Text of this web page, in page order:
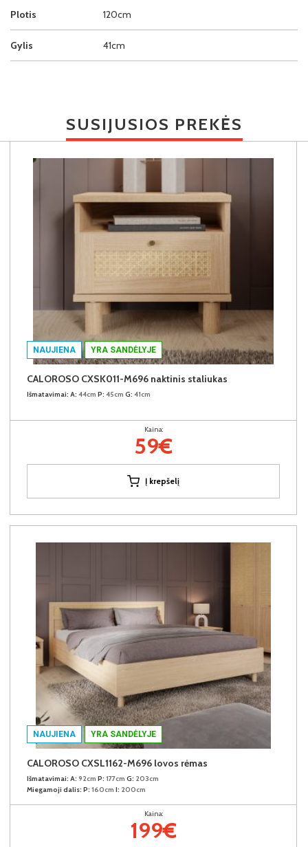
Plotis 120cm
Gylis 41cm
SUSIJUSIOS PREKĖS
NAUJIENA YRA SANDĖLYJE
CALOROSO CXSK011-M696 naktinis staliukas
Išmatavimai: A: 44cm P: 45cm G: 41cm
Kaina:
59€
Į krepšelį
NAUJIENA YRA SANDĖLYJE
CALOROSO CXSL1162-M696 lovos rėmas
Išmatavimai: A: 92cm P: 177cm G: 203cm
Miegamoji dalis: P: 160cm I: 200cm
Kaina:
199€